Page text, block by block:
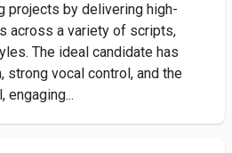
projects by delivering high-
across a variety of scripts,
The ideal candidate has
strong vocal control, and the
engaging...